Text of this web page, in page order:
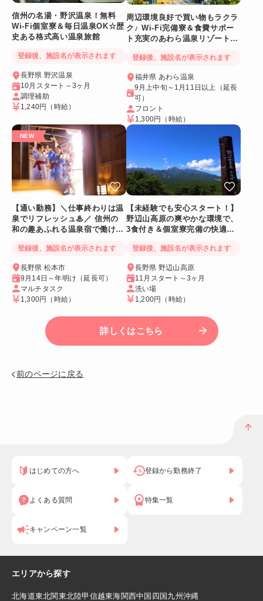
信州の名湯・野沢温泉！無料
Wi-Fi個室寮＆毎日温泉OK☆歴
史ある格式高い温泉旅館
登録後、施設名が表示されます
長野県 野沢温泉
10月スタート～3ヶ月
調理補助
1,240円
（時給）
周辺環境良好で買い物もラクラ
ク♪ Wi-Fi完備寮＆食費サポー
ト充実のあわら温泉リゾートバ
登録後、施設名が表示されます
福井県 あわら温泉
9月上中旬～1月11日以上（延長
可）
フロント
1,300円
（時給）
【通い勤務】＼仕事終わりは温
泉でリフレッシュ♨／ 信州の
和の趣あふれる温泉宿で働ける
登録後、施設名が表示されます
長野県 松本市
9月14日～年明け（延長可）
マルチタスク
1,300円 （時給）
【未経験でも安心スタート！】
野辺山高原の爽やかな環境で、
3食付き＆個室寮完備の快適リ
登録後、施設名が表示されます
長野県 野辺山高原
11月スタート～3ヶ月
洗い場
1,200円 （時給）
詳しくはこちら
前のページに戻る
はじめての方へ 登録から勤務終了
よくある質問 特集一覧
キャンペーン一覧
エリアから探す
北海道東北関東北陸甲信越東海関西中国 四国九州沖縄